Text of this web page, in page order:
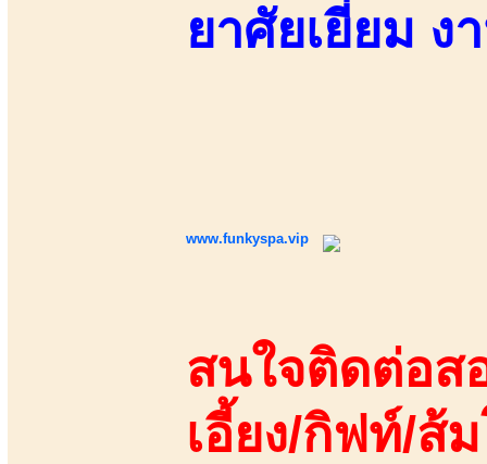
ยาศัยเยี่ยม ง
www.funkyspa.vip
สนใจติดต่อส
เอี้ยง/กิฟท์/ส้